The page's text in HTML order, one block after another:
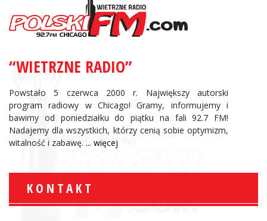
“WIETRZNE RADIO”
Powstało 5 czerwca 2000 r. Największy autorski
program radiowy w Chicago! Gramy, informujemy i
bawimy od poniedziałku do piątku na fali 92.7 FM!
Nadajemy dla wszystkich, którzy cenią sobie optymizm,
witalność i zabawę. ... więcej
KONTAKT